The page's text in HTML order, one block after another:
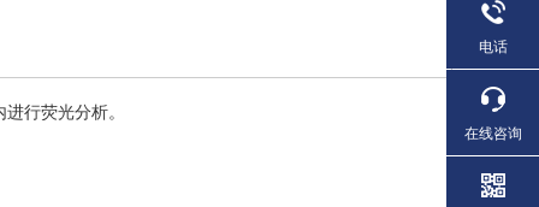
行荧光分析。
电话
在线咨询